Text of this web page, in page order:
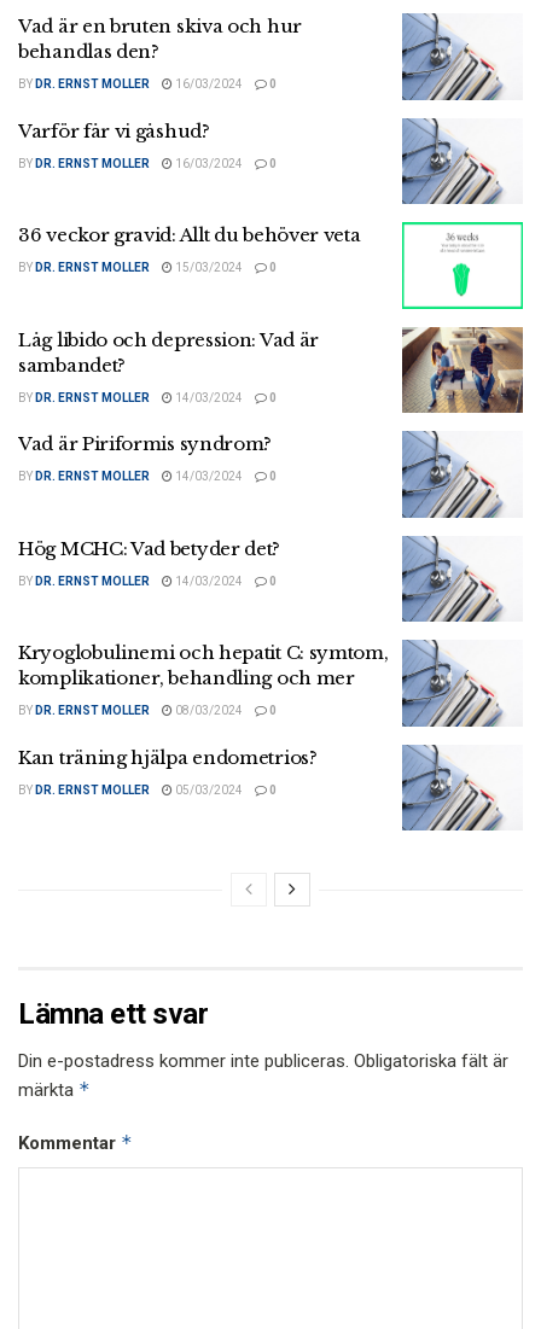
Vad är en bruten skiva och hur
behandlas den?
BY DR. ERNST MOLLER 16/03/2024 0
Varför får vi gåshud?
BY DR. ERNST MOLLER 16/03/2024 0
36 veckor gravid: Allt du behöver veta
BY DR. ERNST MOLLER 15/03/2024 0
Låg libido och depression: Vad är
sambandet?
BY DR. ERNST MOLLER 14/03/2024 0
Vad är Piriformis syndrom?
BY DR. ERNST MOLLER 14/03/2024 0
Hög MCHC: Vad betyder det?
BY DR. ERNST MOLLER 14/03/2024 0
Kryoglobulinemi och hepatit C: symtom,
komplikationer, behandling och mer
BY DR. ERNST MOLLER 08/03/2024 0
Kan träning hjälpa endometrios?
BY DR. ERNST MOLLER 05/03/2024 0
Lämna ett svar
Din e-postadress kommer inte publiceras. Obligatoriska fält är
märkta *
Kommentar *